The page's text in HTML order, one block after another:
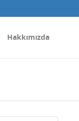
Hakkımızda